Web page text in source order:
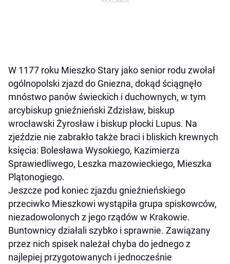
W 1177 roku Mieszko Stary jako senior rodu zwołał
ogólnopolski zjazd do Gniezna, dokąd ściągnęło
mnóstwo panów świeckich i duchownych, w tym
arcybiskup gnieźnieński Zdzisław, biskup
wrocławski Żyrosław i biskup płocki Lupus. Na
zjeździe nie zabrakło także braci i bliskich krewnych
księcia: Bolesława Wysokiego, Kazimierza
Sprawiedliwego, Leszka mazowieckiego, Mieszka
Plątonogiego.
Jeszcze pod koniec zjazdu gnieźnieńskiego
przeciwko Mieszkowi wystąpiła grupa spiskowców,
niezadowolonych z jego rządów w Krakowie.
Buntownicy działali szybko i sprawnie. Zawiązany
przez nich spisek należał chyba do jednego z
najlepiej przygotowanych i jednocześnie